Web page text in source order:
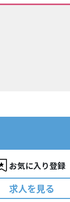
お気に入り登録
求人を見る